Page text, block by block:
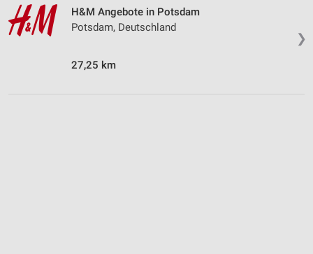
❯
H&M Angebote in Potsdam
Potsdam, Deutschland
27,25 km